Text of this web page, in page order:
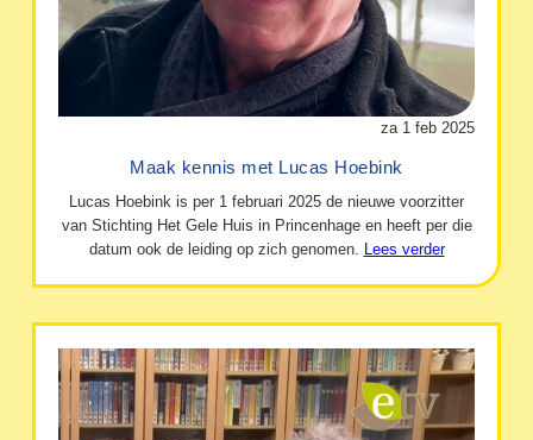
za 1 feb 2025
Maak kennis met Lucas Hoebink
Lucas Hoebink is per 1 februari 2025 de nieuwe voorzitter
van Stichting Het Gele Huis in Princenhage en heeft per die
datum ook de leiding op zich genomen. Lees verder